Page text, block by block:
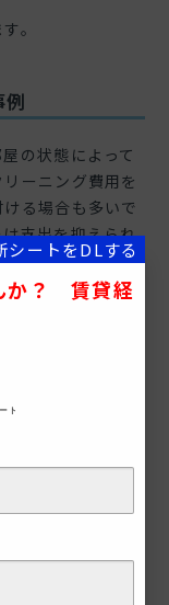
ト
。
例
の状態によって
ーニング費用を
る場合も多いで
支出を抑えられ
もあります。
らず、入居者が
にしていなかっ
に記載する必要